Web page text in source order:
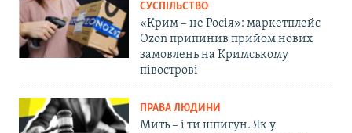
СУСПІЛЬСТВО
«Крим – не Росія»: маркетплейс
Ozon припинив прийом нових
замовлень на Кримському
півострові
ПРАВА ЛЮДИНИ
Мить – і ти шпигун. Як у